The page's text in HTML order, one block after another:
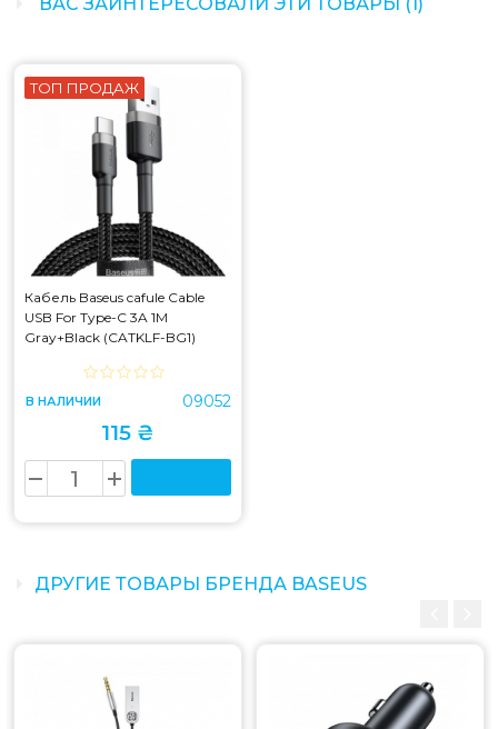
ТОП ПРОДАЖ
Кабель Baseus cafule Cable
USB For Type-C 3A 1M
Gray+Black (CATKLF-BG1)
В НАЛИЧИИ 09052
115 ₴
ДРУГИЕ ТОВАРЫ БРЕНДА BASEUS